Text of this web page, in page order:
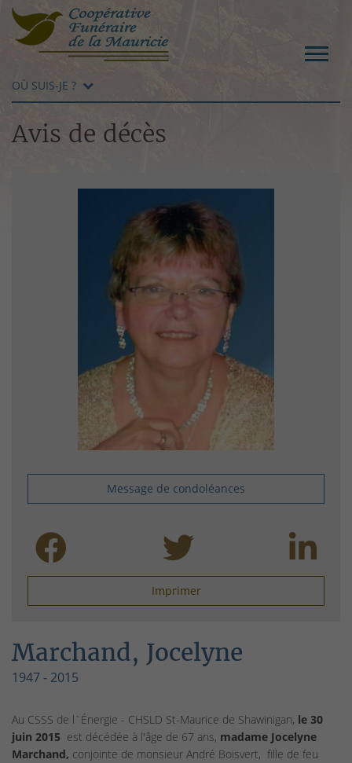
OÙ SUIS-JE ?
Avis de décès
Message de condoléances
Imprimer
Marchand, Jocelyne
1947 - 2015
Au CSSS de l`Énergie - CHSLD St-Maurice de Shawinigan, le 30
juin 2015 est décédée à l'âge de 67 ans, madame Jocelyne
Marchand, conjointe de monsieur André Boisvert, fille de feu